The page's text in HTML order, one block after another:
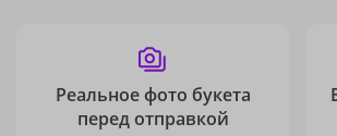
Реальное фото букета
перед отправкой